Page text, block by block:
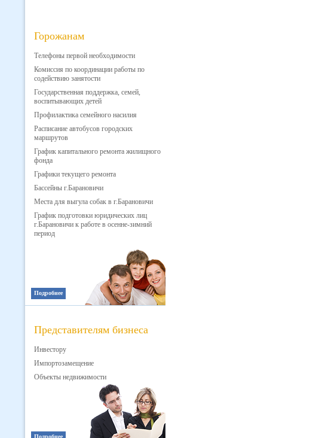
Горожанам
Телефоны первой необходимости
Комиссия по координации работы по
содействию занятости
Государственная поддержка, семей,
воспитывающих детей
Профилактика семейного насилия
Расписание автобусов городских
маршрутов
График капитального ремонта жилищного
фонда
Графики текущего ремонта
Бассейны г.Барановичи
Места для выгула собак в г.Барановичи
График подготовки юридических лиц
г.Барановичи к работе в осенне-зимний
период
Подробнее
Представителям бизнеса
Инвестору
Импортозамещение
Объекты недвижимости
Подробнее